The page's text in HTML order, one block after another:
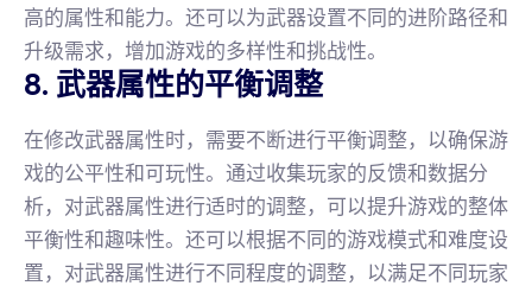
高的属性和能力。还可以为武器设置不同的进阶路径和
升级需求，增加游戏的多样性和挑战性。
8. 武器属性的平衡调整
在修改武器属性时，需要不断进行平衡调整，以确保游
戏的公平性和可玩性。通过收集玩家的反馈和数据分
析，对武器属性进行适时的调整，可以提升游戏的整体
平衡性和趣味性。还可以根据不同的游戏模式和难度设
置，对武器属性进行不同程度的调整，以满足不同玩家